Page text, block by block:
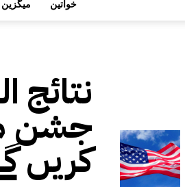
میگزین خواتین
نتائج
جشن
کریں